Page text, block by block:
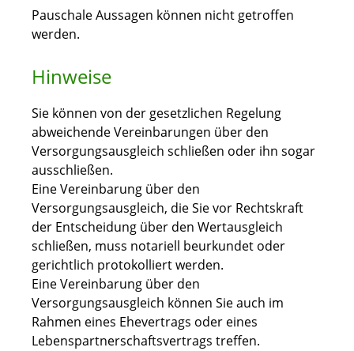
Pauschale Aussagen können nicht getroffen
werden.
Hinweise
Sie können von der gesetzlichen Regelung
abweichende Vereinbarungen über den
Versorgungsausgleich schließen oder ihn sogar
ausschließen.
Eine Vereinbarung über den
Versorgungsausgleich, die Sie vor Rechtskraft
der Entscheidung über den Wertausgleich
schließen, muss notariell beurkundet oder
gerichtlich protokolliert werden.
Eine Vereinbarung über den
Versorgungsausgleich können Sie auch im
Rahmen eines Ehevertrags oder eines
Lebenspartnerschaftsvertrags treffen.